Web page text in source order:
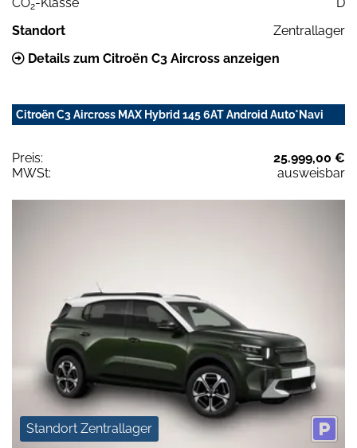
2
Standort
Zentrallager
Details zum Citroën C3 Aircross anzeigen
Citroën C3 Aircross MAX Hybrid 145 6AT Android Auto*Navi
Preis:
25.999,00 €
MWSt:
ausweisbar
Standort Zentrallager